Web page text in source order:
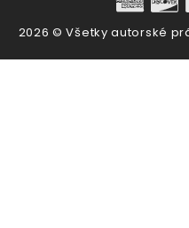
2026 © Všetky autorské